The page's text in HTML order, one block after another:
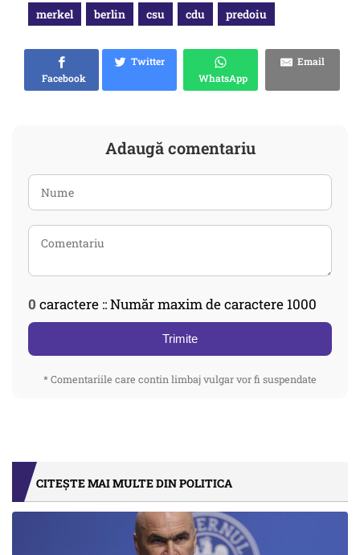
merkel berlin csu cdu predoiu
Facebook
Twitter
WhatsApp
Email
Adaugă comentariu
0 caractere :: Număr maxim de caractere 1000
Trimite
* Comentariile care contin limbaj vulgar vor fi suspendate
CITEȘTE MAI MULTE DIN POLITICA